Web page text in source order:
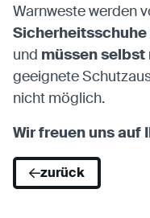
Warnweste werden
Sicherheitsschuhe
und müssen
geeignete
nicht möglich.
Wir freuen uns auf
zurück